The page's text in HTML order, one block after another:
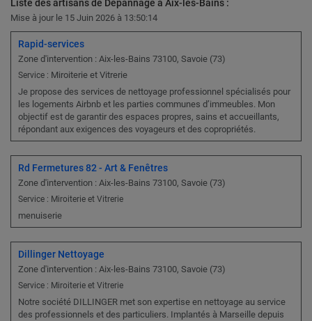
Liste des artisans de Dépannage à Aix-les-Bains :
Mise à jour le 15 Juin 2026 à 13:50:14
Rapid-services
Zone d'intervention : Aix-les-Bains 73100, Savoie (73)
Service : Miroiterie et Vitrerie
Je propose des services de nettoyage professionnel spécialisés pour
les logements Airbnb et les parties communes d’immeubles. Mon
objectif est de garantir des espaces propres, sains et accueillants,
répondant aux exigences des voyageurs et des copropriétés.
Rd Fermetures 82 - Art & Fenêtres
Zone d'intervention : Aix-les-Bains 73100, Savoie (73)
Service : Miroiterie et Vitrerie
menuiserie
Dillinger Nettoyage
Zone d'intervention : Aix-les-Bains 73100, Savoie (73)
Service : Miroiterie et Vitrerie
Notre société DILLINGER met son expertise en nettoyage au service
des professionnels et des particuliers. Implantés à Marseille depuis